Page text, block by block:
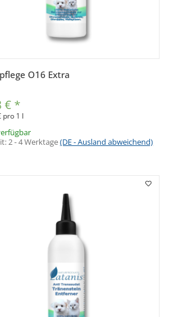
Vorschau
O16 Extra
€ *
pro 1 l
2 - 4 Werktage(DE - Ausland abweichend)